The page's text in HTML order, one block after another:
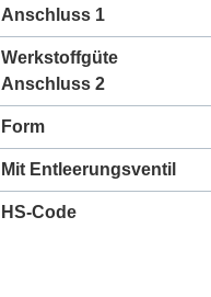
Anschluss 1
Werkstoffgüte
Anschluss 2
Form
Mit Entleerungsventil
HS-Code